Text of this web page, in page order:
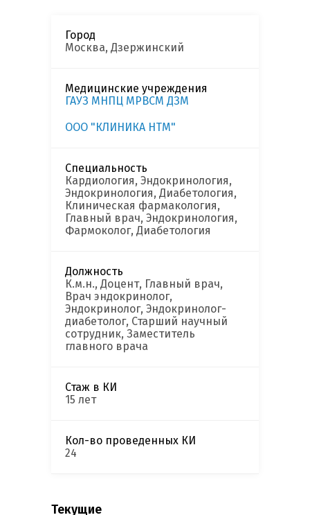
Город
Москва, Дзержинский
Медицинские учреждения
ГАУЗ МНПЦ МРВСМ ДЗМ
ООО "КЛИНИКА НТМ"
Специальность
Кардиология, Эндокринология,
Эндокринология, Диабетология,
Клиническая фармакология,
Главный врач, Эндокринология,
Фармоколог, Диабетология
Должность
К.м.н., Доцент, Главный врач,
Врач эндокринолог,
Эндокринолог, Эндокринолог-
диабетолог, Старший научный
сотрудник, Заместитель
главного врача
Стаж в КИ
15 лет
Кол-во проведенных КИ
24
Текущие